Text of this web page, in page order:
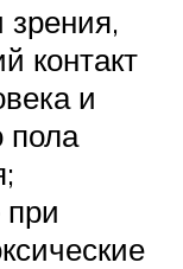
зрения,
контакт
и
пола